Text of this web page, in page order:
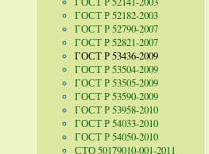
ГОСТ Р 52182-2003
ГОСТ Р 52790-2007
ГОСТ Р 52821-2007
ГОСТ Р 53436-2009
ГОСТ Р 53504-2009
ГОСТ Р 53505-2009
ГОСТ Р 53590-2009
ГОСТ Р 53958-2010
ГОСТ Р 54033-2010
ГОСТ Р 54050-2010
СТО 50179010-001-2011